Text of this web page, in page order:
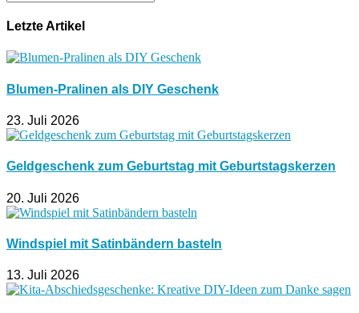
Letzte Artikel
Blumen-Pralinen als DIY Geschenk
23. Juli 2026
Geldgeschenk zum Geburtstag mit Geburtstagskerzen
20. Juli 2026
Windspiel mit Satinbändern basteln
13. Juli 2026